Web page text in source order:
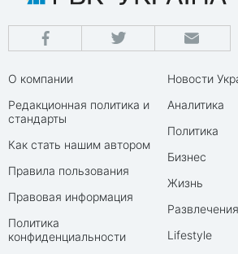
О компании
Редакционная политика и
стандарты
Как стать нашим автором
Правила пользования
Правовая информация
Политика
конфиденциальности
Новости
Аналитика
Политика
Бизнес
Жизнь
Развлечения
Lifestyle